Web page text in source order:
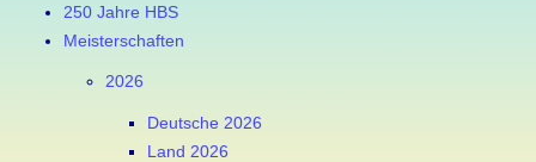
250 Jahre HBS
Meisterschaften
2026
Deutsche 2026
Land 2026